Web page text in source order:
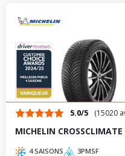
5.0/5 (15020
MICHELIN CROSSCLIMATE
4 SAISONS 3PMSF